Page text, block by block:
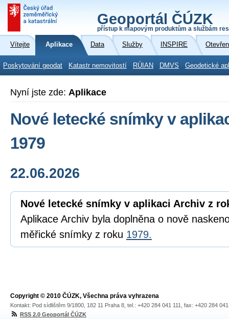
Geoportál ČÚZK
přístup k mapovým produktům a službám
Vítejte Aplikace Data Služby INSPIRE
Poskytování geodat Katastr nemovitostí RÚIAN DMVS Geodetické
Nyní jste zde: Aplikace
Nové letecké snímky v
1979
22.06.2026
Nové letecké snímky v aplikaci Archiv z
Aplikace Archiv byla doplněna o nově
měřické snímky z roku 1979.
Copyright © 2010 ČÚZK, Všechna práva vyhrazena
Kontakt: Pod sídlištěm 9/1800, 182 11 Praha 8, tel.: +420 284 041 111, fax: +420 284
RSS 2.0 Geoportál ČÚZK